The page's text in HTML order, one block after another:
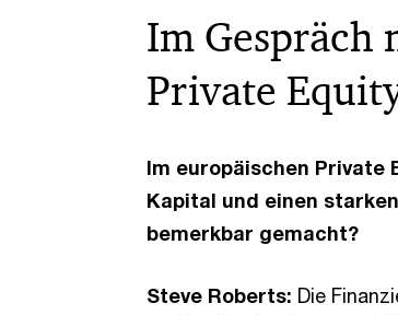
Im Gespräch
Private
Im europäischen
Kapital und einen
bemerkbar gemacht?
Steve Roberts: Die